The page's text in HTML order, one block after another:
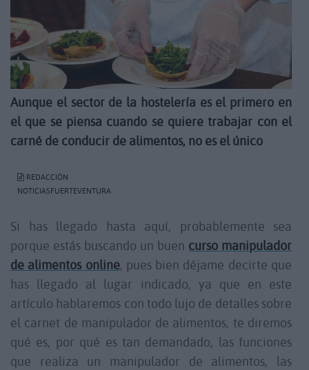
Aunque el sector de la hostelería es el primero en
el que se piensa cuando se quiere trabajar con el
carné de conducir de alimentos, no es el único
REDACCIÓN
NOTICIASFUERTEVENTURA
Si has llegado hasta aquí, probablemente sea
porque estás buscando un buen curso manipulador
de alimentos online, pues bien déjame decirte que
has llegado al lugar indicado, ya que en este
artículo hablaremos con todo lujo de detalles sobre
el carnet de manipulador de alimentos, te diremos
qué es, por qué es tan demandado, las funciones
que realiza un manipulador de alimentos, las